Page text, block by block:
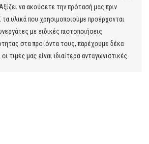
να ακούσετε την πρότασή μας πριν
τα υλικά που χρησιμοποιούμε προέρχονται
με ειδικές πιστοποιήσεις
στα προϊόντα τους, παρέχουμε δέκα
τιμές μας είναι ιδιαίτερα ανταγωνιστικές.